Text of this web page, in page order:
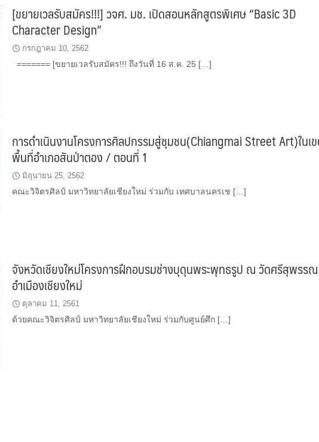
[ขยายเวลรับสมัคร!!!] วจศ. มช. เปิดสอนหลักสูตรพิเศษ “Basic 3D
Character Design”
กรกฎาคม 10, 2562
======= [ขยายเวลรับสมัคร!!! ถึงวันที่ 16 ส.ค. 25 […]
การดำเนินงานโครงการศิลปกรรมสู่ชุมชน(Chiangmai Street Art)ในเ
พื้นที่อำเภอสันป่าตอง / ตอนที่ 1
มิถุนายน 25, 2562
คณะวิจิตรศิลป์ มหาวิทยาลัยเชียงใหม่ ร่วมกับ เทศบาลนครเช […]
จังหวัดเชียงใหม่โครงการฝึกอบรมช่างบุดุนพระพุทธรูป ณ วัดศรีสุพรรณ
อำเมืองเชียงใหม่
ตุลาคม 11, 2561
ด้วยคณะวิจิตรศิลป์ มหาวิทยาลัยเชียงใหม่ ร่วมกับศูนย์ศึก […]